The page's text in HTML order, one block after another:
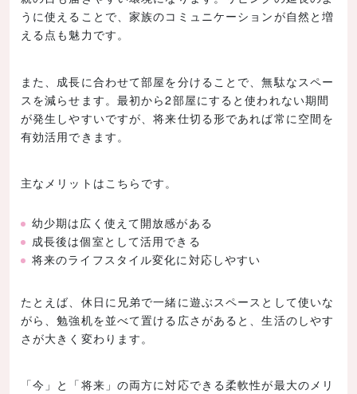
うに使えることで、家族のコミュニケーションが自然と増
える点も魅力です。
また、成長に合わせて部屋を分けることで、無駄なスペー
スを減らせます。最初から2部屋にすると使われない期間
が発生しやすいですが、将来仕切る形であれば常に空間を
有効活用できます。
主なメリットはこちらです。
幼少期は広く使えて開放感がある
成長後は個室として活用できる
将来のライフスタイル変化に対応しやすい
たとえば、休日に兄弟で一緒に遊ぶスペースとして使いな
がら、勉強机を並べて置ける広さがあると、生活のしやす
さが大きく変わります。
「今」と「将来」の両方に対応できる柔軟性が最大のメリ